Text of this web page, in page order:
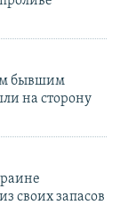
бывшим
на сторону
своих запасов